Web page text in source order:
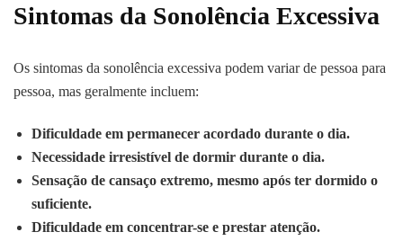
Sintomas da Sonolência Excessiva
Os sintomas da sonolência excessiva podem variar de pessoa para
pessoa, mas geralmente incluem:
Dificuldade em permanecer acordado durante o dia.
Necessidade irresistível de dormir durante o dia.
Sensação de cansaço extremo, mesmo após ter dormido o
suficiente.
Dificuldade em concentrar-se e prestar atenção.